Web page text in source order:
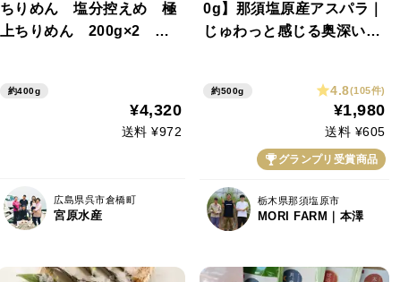
ちりめん 塩分控えめ 極
上ちりめん 200g×2 じ
約400g
¥4,320
送料 ¥972
広島県呉市倉橋町
宮原水産
0g】那須塩原産アスパラ｜
じゅわっと感じる奥深い甘
約500g 4.8(105件)
¥1,980
送料 ¥605
グランプリ受賞商品
栃木県那須塩原市
MORI FARM｜本澤